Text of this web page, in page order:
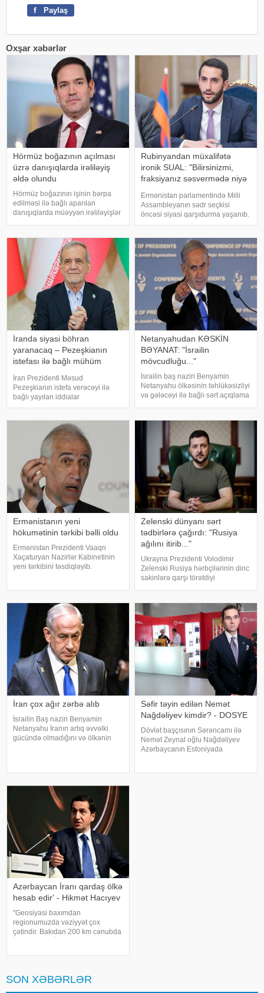
f Paylaş
Oxşar xəbərlər
Hörmüz boğazının açılması
üzrə danışıqlarda irəliləyiş
əldə olundu
Hörmüz boğazının işinin bərpa
edilməsi ilə bağlı aparılan
danışıqlarda müəyyən irəliləyişlər
barədə ABŞ dövlət katibi Marko
Rubio açıqlama verib. xəbər verir
Rubinyandan müxalifətə
ironik SUAL: "Bilirsinizmi,
fraksiyanız səsvermədə niyə
Ermənistan parlamentində Milli
Assambleyanın sədr seçkisi
öncəsi siyasi qarşıdurma yaşanıb.
KONKRET.azxəbər verir ki,
sədrinin seçilməsi ilə bağlı
keçiriləcək qapalı səsverməd
İranda siyasi böhran
yaranacaq – Pezeşkianın
istefası ilə bağlı mühüm
açıqlama
İran Prezidenti Məsud
Pezeşkianın istefa verəcəyi ilə
bağlı yayılan iddialar
müzakirələrə səbəb olub. Bəs
realdır və bu, ölkədə siyasi
böhrana yol aça bilərmi?. Mövzu
ilə bağlı -a danışan siyas
Netanyahudan KƏSKİN
BƏYANAT: "İsrailin
mövcudluğu..."
İsrailin baş naziri Benyamin
Netanyahu ölkəsinin təhlükəsizliyi
və gələcəyi ilə bağlı sərt açıqlama
suverenliyinin heç bir halda
güzəştə gedilməyəcək əsas prinsi
Ermənistanın yeni
hökumətinin tərkibi bəlli oldu
Ermənistan Prezidenti Vaaqn
Xaçaturyan Nazirlər Kabinetinin
yeni tərkibini təsdiqləyib.
Mqer Qriqoryan – Baş nazirin
müavini. Tiqran Xaçatrya
Zelenski dünyanı sərt
tədbirlərə çağırdı: "Rusiya
ağılını itirib..."
Ukrayna Prezidenti Volodimir
Zelenski Rusiya hərbçilərinin dinc
sakinlərə qarşı törətdiyi
dərhal hərəkətə keçməyə çağırıb.
xəbər verir ki, Ukrayna lideri b
İran çox ağır zərbə alıb
İsrailin Baş naziri Benyamin
Netanyahu İranın artıq əvvəlki
gücündə olmadığını və ölkənin
danışıb. "İran artıq əvvəlk
Səfir təyin edilən Nemət
Nağdəliyev kimdir? - DOSYE
Dövlət başçısının Sərəncamı ilə
Nemət Zeynal oğlu Nağdəliyev
Azərbaycanın Estoniyada
Azərbaycan İranı qardaş ölkə
hesab edir' - Hikmət Hacıyev
"Geosiyasi baxımdan
regionumuzda vəziyyət çox
çətindir. Bakıdan 200 km cənubda
xəbər veri
SON XƏBƏRLƏR